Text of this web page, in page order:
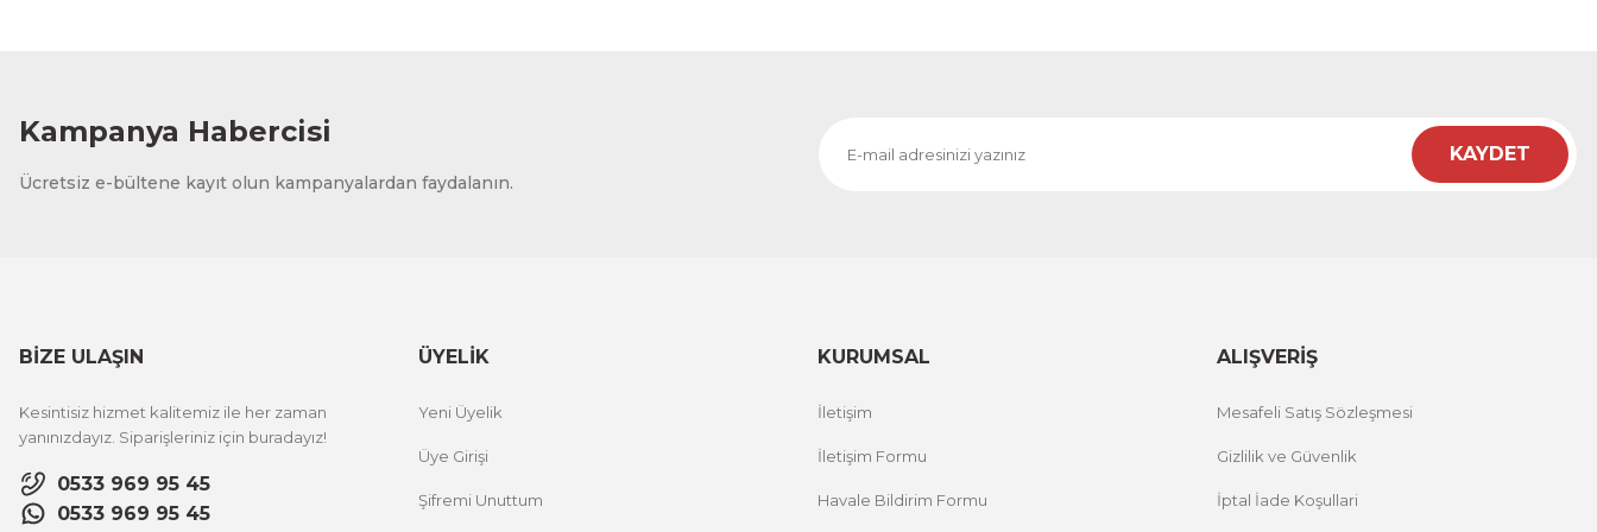
Kampanya Habercisi
Ücretsiz e-bültene kayıt olun kampanyalardan faydalanın.
KAYDET
BİZE ULAŞIN
Kesintisiz hizmet kalitemiz ile her zaman
yanınızdayız. Siparişleriniz için buradayız!
0533 969 95 45
0533 969 95 45
ÜYELİK
Yeni Üyelik
Üye Girişi
Şifremi Unuttum
KURUMSAL
İletişim
İletişim Formu
Havale Bildirim Formu
ALIŞVERİŞ
Mesafeli Satış Sözleşmesi
Gizlilik ve Güvenlik
İptal İade Koşullari